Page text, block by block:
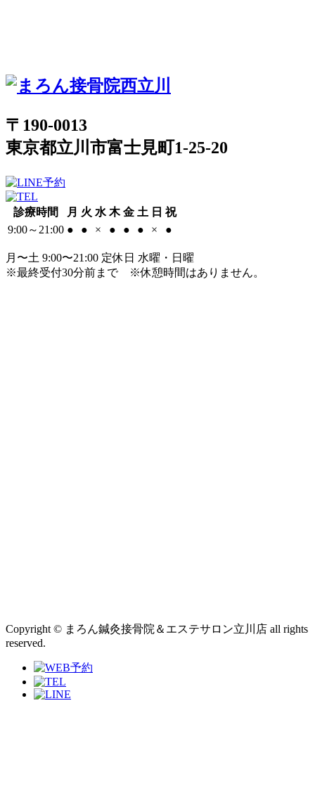
〒190-0013
東京都立川市富士見町1-25-20
診療時間 月 火 水 木 金 土 日 祝
9:00～21:00 ● ● × ● ● ● × ●
月〜土 9:00〜21:00 定休日 水曜・日曜
※最終受付30分前まで
※休憩時間はありません。
Copyright © まろん鍼灸接骨院＆エステサロン立川店 all rights
reserved.